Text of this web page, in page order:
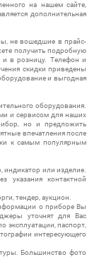
на нашем сайте,
дополнительная
не вошедшие в прайс-
получить подробную
в розницу. Телефон и
скидки приведены
и выгодная
оборудования.
и сервисом для наших
но и предложить
впечатления после
к самым популярным
или изделие.
указания контактной
тендер, аукцион.
о приборе Вы
уточнят для Вас
эксплуатации, паспорт,
интересующего
Большинство фото